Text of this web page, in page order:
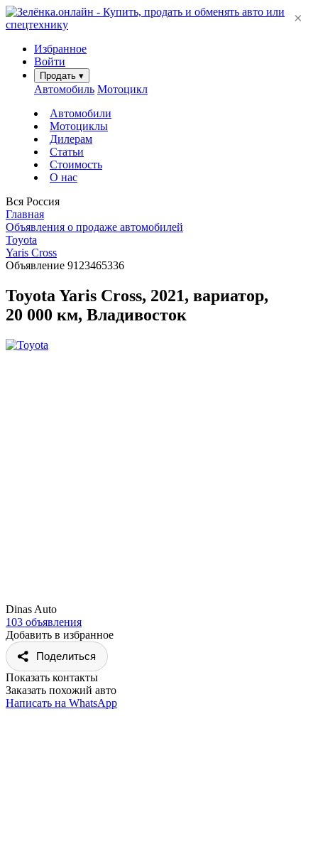
Избранное
Войти
Продать ▾
Автомобиль Мотоцикл
Автомобили
Мотоциклы
Дилерам
Статьи
Стоимость
О нас
Вся Россия
Главная
Объявления о продаже автомобилей
Toyota
Yaris Cross
Объявление 9123465336
Toyota Yaris Cross, 2021, вариатор,
20 000 км, Владивосток
Dinas Auto
103 объявления
Добавить в избранное
Поделиться
Показать контакты
Заказать похожий авто
Написать на WhatsApp
×